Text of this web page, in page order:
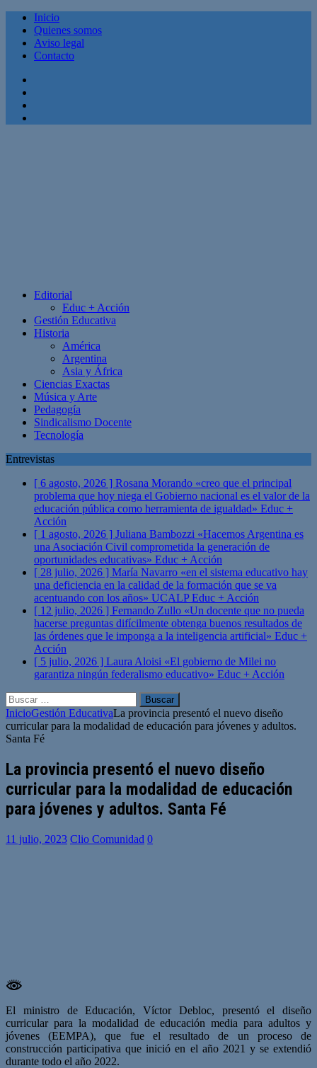
Inicio
Quienes somos
Aviso legal
Contacto
Editorial
Educ + Acción
Gestión Educativa
Historia
América
Argentina
Asia y África
Ciencias Exactas
Música y Arte
Pedagogía
Sindicalismo Docente
Tecnología
Entrevistas
[ 6 agosto, 2026 ] Rosana Morando «creo que el principal
problema que hoy niega el Gobierno nacional es el valor de la
educación pública como herramienta de igualdad» Educ +
Acción
[ 1 agosto, 2026 ] Juliana Bambozzi «Hacemos Argentina es
una Asociación Civil comprometida la generación de
oportunidades educativas» Educ + Acción
[ 28 julio, 2026 ] María Navarro «en el sistema educativo hay
una deficiencia en la calidad de la formación que se va
acentuando con los años» UCALPEduc + Acción
[ 12 julio, 2026 ] Fernando Zullo «Un docente que no pueda
hacerse preguntas difícilmente obtenga buenos resultados de
las órdenes que le imponga a la inteligencia artificial» Educ +
Acción
[ 5 julio, 2026 ] Laura Aloisi «El gobierno de Milei no
garantiza ningún federalismo educativo» Educ + Acción
Buscar:
InicioGestión EducativaLa provincia presentó el nuevo diseño
curricular para la modalidad de educación para jóvenes y adultos.
Santa Fé
La provincia presentó el nuevo diseño
curricular para la modalidad de educación
para jóvenes y adultos. Santa Fé
11 julio, 2023 Clio Comunidad 0
El ministro de Educación, Víctor Debloc, presentó el diseño
curricular para la modalidad de educación media para adultos y
jóvenes (EEMPA), que fue el resultado de un proceso de
construcción participativa que inició en el año 2021 y se extendió
durante todo el año 2022.